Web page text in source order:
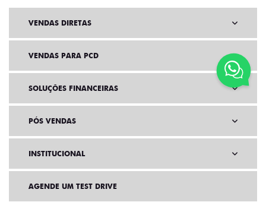
VENDAS DIRETAS
VENDAS PARA PCD
SOLUÇÕES FINANCEIRAS
PÓS VENDAS
INSTITUCIONAL
AGENDE UM TEST DRIVE